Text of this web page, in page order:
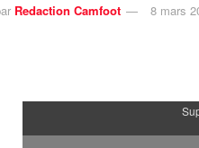
Redaction Camfoot 8 mars